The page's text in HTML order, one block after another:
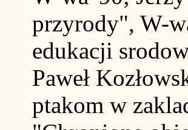
przyrody", W-
edukacji
Paweł
ptakom w